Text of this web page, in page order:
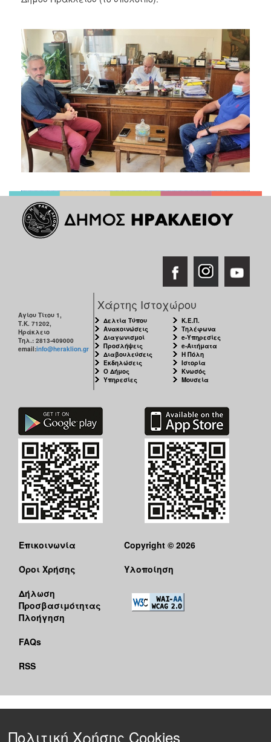
Αγίου Τίτου 1,
Τ.Κ. 71202,
Ηράκλειο
Τηλ.: 2813-409000
email:info@heraklion.gr
Χάρτης Ιστοχώρου
Δελτία Τύπου
Ανακοινώσεις
Διαγωνισμοί
Προσλήψεις
Διαβουλεύσεις
Εκδηλώσεις
Ο Δήμος
Υπηρεσίες
Κ.Ε.Π.
Τηλέφωνα
e-Υπηρεσίες
e-Αιτήματα
Η Πόλη
Ιστορία
Κνωσός
Μουσεία
Επικοινωνία
Όροι Χρήσης
Δήλωση
Προσβασιμότητας
Πλοήγηση
FAQs
RSS
Copyright © 2026
Υλοποίηση
Πολιτική Χρήσης Cookies